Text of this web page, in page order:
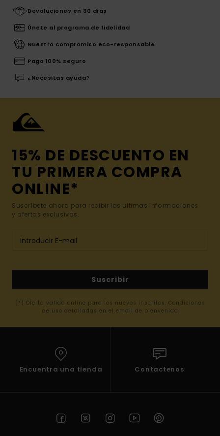
Devoluciones en 30 días
Únete al programa de fidelidad
Nuestro compromiso eco-responsable
Pago 100% seguro
¿Necesitas ayuda?
15% DE DESCUENTO EN
TU PRIMERA COMPRA
ONLINE*
Suscríbete ahora para recibir las ultimas informaciones
y ofertas exclusivas.
Suscribir
(*) Oferta valida online para los nuevos inscritos. Condiciones
de uso detalladas en el email de bienvenida
Encuentra una tienda Contactenos